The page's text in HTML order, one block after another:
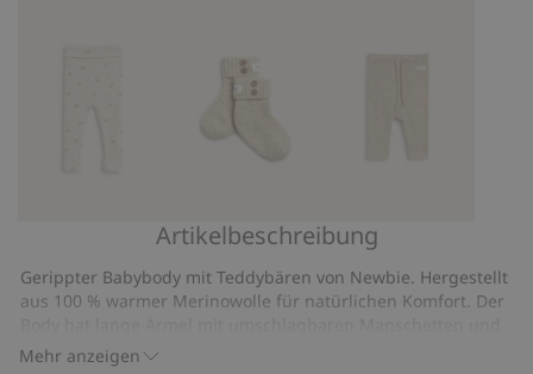
aus
Socken
aus
einer
Hose
einer
Artikelbeschreibung
Mehr anzeigen
Gerippter Babybody mit Teddybären von Newbie. Hergestellt
aus 100 % warmer Merinowolle für natürlichen Komfort. Der
eine doppelte Reihe mit Druckknöpfen im Schritt, sodass das